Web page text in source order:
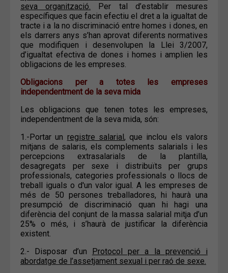
seva organització.
Per tal d’establir mesures
específiques que facin efectiu el dret a la igualtat de
tracte i a la no discriminació entre homes i dones, en
els darrers anys s’han aprovat diferents normatives
que modifiquen i desenvolupen la Llei 3/2007,
d’igualtat efectiva de dones i homes i amplien les
obligacions de les empreses.
Obligacions per a totes les empreses
independentment de la seva mida
Les obligacions que tenen totes les empreses,
independentment de la seva mida, són:
1.-Portar un registre salarial, que inclou els valors
mitjans de salaris, els complements salarials i les
percepcions extrasalarials de la plantilla,
desagregats per sexe i distribuïts per grups
professionals, categories professionals o llocs de
treball iguals o d'un valor igual. A les empreses de
més de 50 persones treballadores, hi haurà una
presumpció de discriminació quan hi hagi una
diferència del conjunt de la massa salarial mitja d’un
25% o més, i s’haurà de justificar la diferència
existent.
2.- Disposar d’un Protocol per a la prevenció i
abordatge de l’assetjament sexual i per raó de sexe.